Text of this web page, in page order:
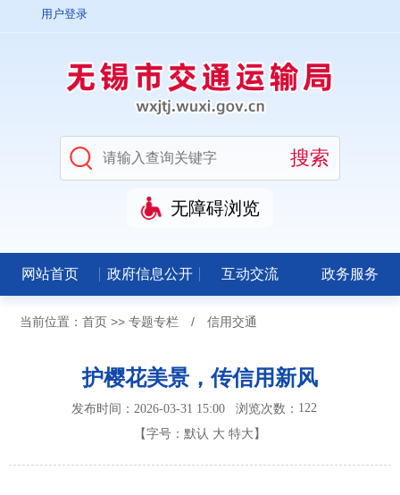
用户登录
无障碍浏览
网站首页 政府信息公开 互动交流 政务服务
当前位置： 首页>> 专题专栏 / 信用交通
护樱花美景，传信用新风
发布时间：2026-03-31 15:00 浏览次数： 122
【字号： 默认 大 特大 】